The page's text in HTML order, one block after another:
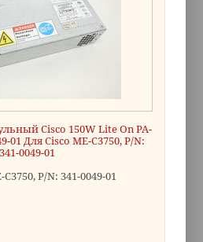
Cisco 150W Lite On PA-
01 Для Cisco ME-C3750, P/N:
341-0049-01
P/N: 341-0049-01